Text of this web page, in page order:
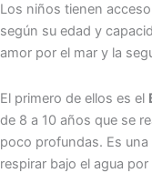
Los niños tienen
según su edad y
amor por el mar y la
El primero de ellos es el
de 8 a 10 años que se
poco profundas. Es
respirar bajo el agua